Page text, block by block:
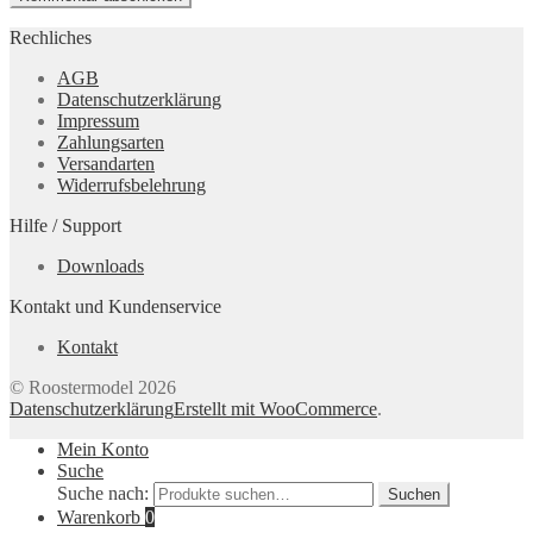
Rechliches
AGB
Datenschutzerklärung
Impressum
Zahlungsarten
Versandarten
Widerrufsbelehrung
Hilfe / Support
Downloads
Kontakt und Kundenservice
Kontakt
© Roostermodel 2026
DatenschutzerklärungErstellt mit WooCommerce.
Mein Konto
Suche
Suche nach:
Suchen
Warenkorb 0